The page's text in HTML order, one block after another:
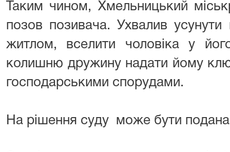
Таким чином, Хмельницький
позов позивача. Ухвалив
житлом, вселити чоловіка у
колишню дружину надати йому
господарськими спорудами.
На рішення суду може бути подана